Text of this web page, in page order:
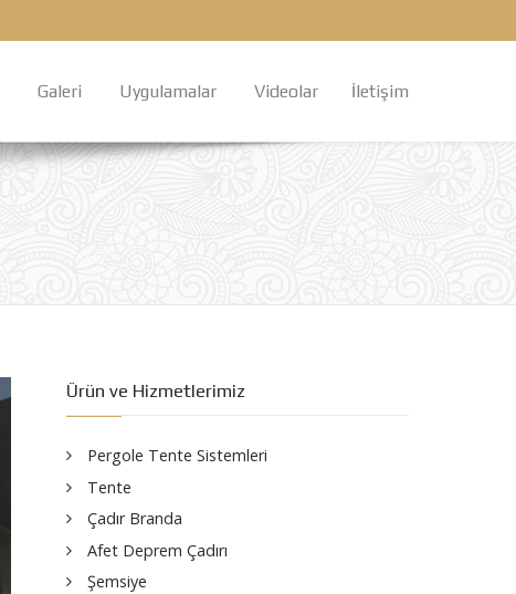
Galeri Uygulamalar Videolar İletişim
Ürün ve Hizmetlerimiz
Pergole Tente Sistemleri
Tente
Çadır Branda
Afet Deprem Çadırı
Şemsiye